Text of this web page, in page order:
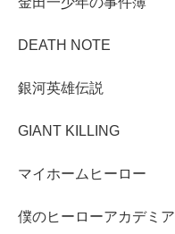
DEATH NOTE
銀河英雄伝説
GIANT KILLING
マイホームヒーロー
僕のヒーローアカデミア